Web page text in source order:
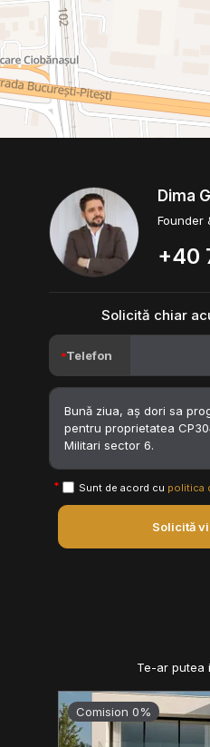
Dima
Founder
+40
Solicită chiar
Telefon
Sunt de acord cu politica
Solicită
Te-ar putea
Comision 0%